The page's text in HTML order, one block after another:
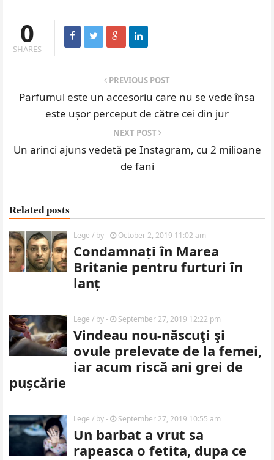
0
SHARES
PREVIOUS POST
Parfumul este un accesoriu care nu se vede însa
este ușor perceput de către cei din jur
NEXT POST
Un arinci ajuns vedetă pe Instagram, cu 2 milioane
de fani
Related posts
Lege / by- October 2, 2019 11:02 am
Condamnați în Marea
Britanie pentru furturi în
lanț
Lege / by- September 27, 2019 12:22 pm
Vindeau nou-născuţi şi
ovule prelevate de la femei,
iar acum riscă ani grei de
pușcărie
Lege / by- September 27, 2019 10:55 am
Un barbat a vrut sa
rapeasca o fetita, dupa ce